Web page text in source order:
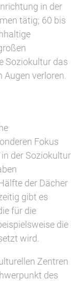
in der
tätig; 60 bis
Soziokultur das
verloren.
Fokus
der Soziokultur
der Dächer
gibt es
für die
die
wird.
Zentren
des